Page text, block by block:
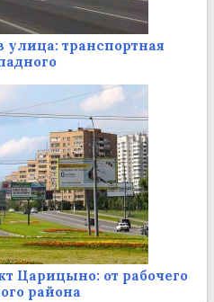
улица: транспортная
Царицыно: от рабочего
района